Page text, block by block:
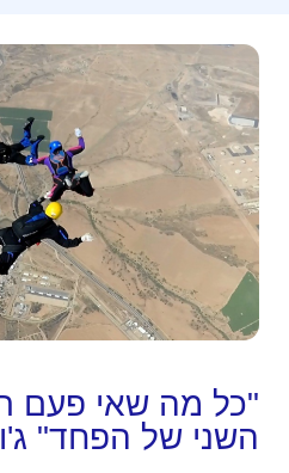
"כל מה שאי פעם
השני של הפחד"